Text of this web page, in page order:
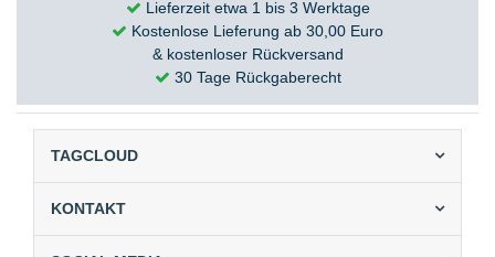
Lieferzeit etwa 1 bis 3 Werktage
Kostenlose Lieferung ab 30,00 Euro
& kostenloser Rückversand
30 Tage Rückgaberecht
TAGCLOUD
KONTAKT